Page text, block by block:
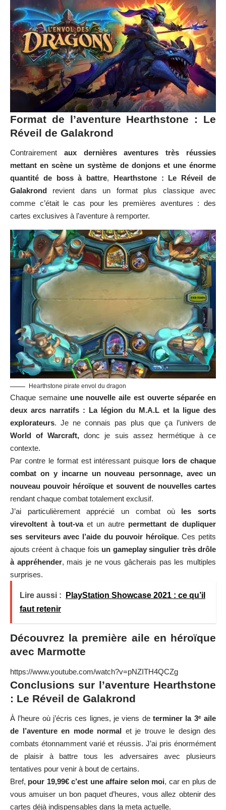
Format de l’aventure Hearthstone : Le
Réveil de Galakrond
Contrairement aux dernières aventures très réussies
mettant en scène un système de donjons et une énorme
quantité de boss à battre, Hearthstone : Le Réveil de
Galakrond revient dans un format plus classique avec
comme c’était le cas pour les premières aventures : des
cartes exclusives à l’aventure à remporter.
Hearthstone pirate envol du dragon
Chaque semaine une nouvelle aile est ouverte séparée en
deux arcs narratifs : La légion du M.A.L et la ligue des
explorateurs. Je ne connais pas plus que ça l’univers de
World of Warcraft,donc je suis assez hermétique à ce
contexte.
Par contre le format est intéressant puisque lors de chaque
combat on y incarne un nouveau personnage, avec un
nouveau pouvoir héroïque et souvent de nouvelles cartes
rendant chaque combat totalement exclusif.
J’ai particulièrement apprécié un combat où
les sorts
virevoltent à tout-vaet un autre permettant de dupliquer
ses serviteurs avec l’aide du pouvoir héroïque. Ces petits
ajouts créent à chaque fois un gameplay singulier très drôle
à appréhender, mais je ne vous gâcherais pas les multiples
surprises.
Lire aussi :
PlayStation Showcase 2021 : ce qu’il
faut retenir
Découvrez la première aile en héroïque
avec Marmotte
https://www.youtube.com/watch?v=pNZITH4QCZg
Conclusions sur l’aventure Hearthstone
: Le Réveil de Galakrond
À l’heure où j’écris ces lignes, je viens determiner la 3ᵉ aile
de l’aventure en mode normal
et je trouve le design des
combats étonnamment varié et réussis. J’ai pris énormément
de plaisir à battre tous les adversaires avec plusieurs
tentatives pour venir à bout de certains.
Bref, pour 19,99€ c’est une affaire selon moi, car en plus de
vous amuiser un bon paquet d’heures, vous allez obtenir des
cartes déjà indispensables dans la meta actuelle.